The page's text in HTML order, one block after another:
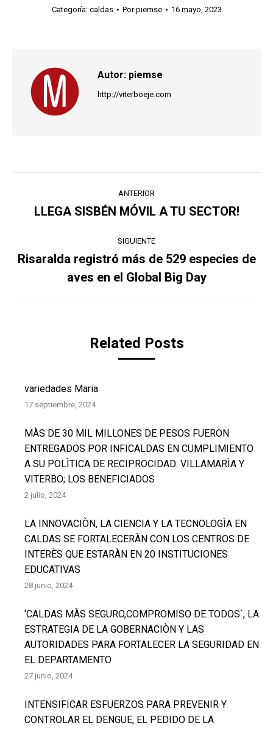
Categoría: caldas Porpiemse 16 mayo, 2023
Autor: piemse
http://viterboeje.com
Navegación
entre
publicaciones
ANTERIOR
Publicación
LLEGA SISBÉN MÓVIL A TU SECTOR!
SIGUIENTE
siguiente:
Risaralda registró más de 529 especies de
aves en el Global Big Day
Related Posts
variedades Maria
17 septiembre, 2024
MÀS DE 30 MIL MILLONES DE PESOS FUERON
ENTREGADOS POR INFICALDAS EN CUMPLIMIENTO
A SU POLÌTICA DE RECIPROCIDAD: VILLAMARÌA Y
VITERBO; LOS BENEFICIADOS
2 julio, 2024
LA INNOVACIÒN, LA CIENCIA Y LA TECNOLOGÌA EN
CALDAS SE FORTALECERÀN CON LOS CENTROS DE
INTERÈS QUE ESTARÀN EN 20 INSTITUCIONES
EDUCATIVAS
28 junio, 2024
‘CALDAS MÀS SEGURO,COMPROMISO DE TODOS`, LA
ESTRATEGIA DE LA GOBERNACIÒN Y LAS
AUTORIDADES PARA FORTALECER LA SEGURIDAD EN
EL DEPARTAMENTO
27 junio, 2024
INTENSIFICAR ESFUERZOS PARA PREVENIR Y
CONTROLAR EL DENGUE, EL PEDIDO DE LA